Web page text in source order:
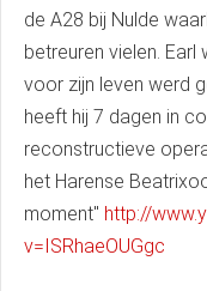
de A28 bij Nulde
betreuren vielen.
voor zijn leven werd
heeft hij 7 dagen in
reconstructieve
het Harense
moment" http://
v=ISRhaeOUGgc